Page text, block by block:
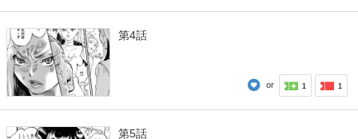
第4話
or 1 1
第5話